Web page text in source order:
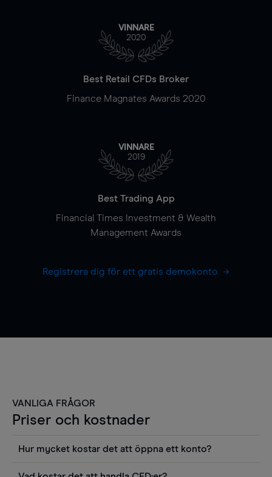
VINNARE
2020
Best Retail CFDs Broker
Finance Magnates Awards 2020
VINNARE
2019
Best Trading App
Financial Times Investment & Wealth
Management Awards
Registrera dig för ett gratis demokonto
VANLIGA FRÅGOR
Priser och kostnader
Hur mycket kostar det att öppna ett konto?